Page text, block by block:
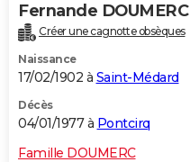
Fernande DOUMERC
Créer une cagnotte obsèques
Naissance
17/02/1902 à Saint-Médard
Décès
04/01/1977 à Pontcirq
Famille DOUMERC